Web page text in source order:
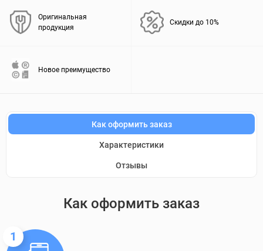
Оригинальная
продукция
Скидки до 10%
Новое преимущество
Как оформить заказ
Характеристики
Отзывы
Как оформить заказ
1